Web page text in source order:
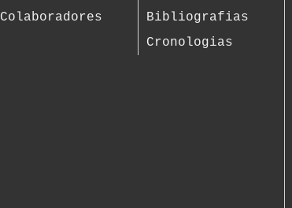
Colaboradores
Bibliografias
Cronologias